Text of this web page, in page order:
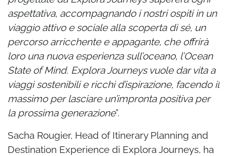
aspettativa, accompagnando i nostri ospiti in un
viaggio attivo e sociale alla scoperta di sé, un
percorso arricchente e appagante, che offrirà
loro una nuova esperienza sull’oceano, l’Ocean
State of Mind. Explora Journeys vuole dar vita a
viaggi sostenibili e ricchi d’ispirazione, facendo il
massimo per lasciare un’impronta positiva per
la prossima generazione”.
Sacha Rougier, Head of Itinerary Planning and
Destination Experience di Explora Journeys, ha